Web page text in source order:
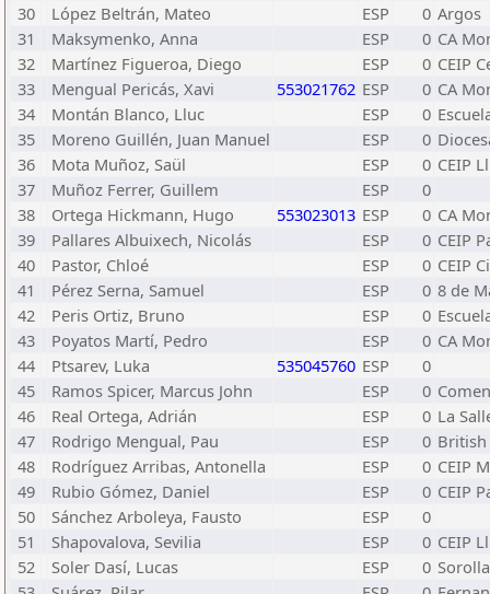
30
López Beltrán, Mateo ESP 0 Argos
31
Maksymenko, Anna ESP 0 CA
32
Martínez Figueroa, Diego ESP 0 CEIP
33
Mengual Pericás, Xavi 553021762 ESP 0 CA
34
Montán Blanco, Lluc ESP 0
35
Moreno Guillén, Juan Manuel ESP 0
36
Mota Muñoz, Saül ESP 0 CEIP
37
Muñoz Ferrer, Guillem ESP
0
38
Ortega Hickmann, Hugo 553023013 ESP 0 CA
39
Pallares Albuixech, Nicolás ESP 0 CEIP
40
Pastor, Chloé ESP 0 CEIP
41
Pérez Serna, Samuel ESP 0 8 de
42
Peris Ortiz, Bruno ESP 0
43
Poyatos Martí, Pedro ESP 0 CA
44
Ptsarev, Luka 535045760 ESP
0
45
Ramos Spicer, Marcus John ESP 0
46
Real Ortega, Adrián ESP 0 La
47
Rodrigo Mengual, Pau ESP 0 British
48
Rodríguez Arribas, Antonella ESP 0 CEIP
49
Rubio Gómez, Daniel ESP 0 CEIP
50
Sánchez Arboleya, Fausto ESP
0
51
Shapovalova, Sevilia ESP 0 CEIP
52
Soler Dasí, Lucas ESP 0 Sorolla